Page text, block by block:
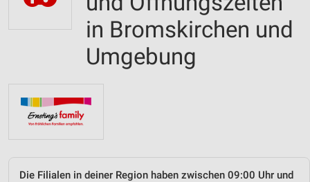
in Bromskirchen und
Umgebung
Die Filialen in deiner Region haben zwischen 09:00 Uhr und